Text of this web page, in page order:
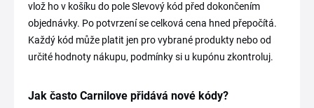
vlož ho v košíku do pole Slevový kód před dokončením
objednávky. Po potvrzení se celková cena hned přepočítá.
Každý kód může platit jen pro vybrané produkty nebo od
určité hodnoty nákupu, podmínky si u kupónu zkontroluj.
Jak často Carnilove přidává nové kódy?